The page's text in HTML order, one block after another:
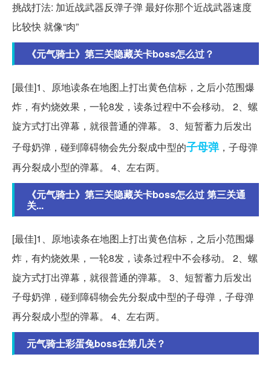
挑战打法: 加近战武器反弹子弹 最好你那个近战武器速度
比较快 就像“肉”
《元气骑士》第三关隐藏关卡boss怎么过？
[最佳]1、原地读条在地图上打出黄色信标，之后小范围爆
炸，有灼烧效果，一轮8发，读条过程中不会移动。 2、螺
旋方式打出弹幕，就很普通的弹幕。 3、短暂蓄力后发出
子母奶弹，碰到障碍物会先分裂成中型的子母弹，子母弹
再分裂成小型的弹幕。 4、左右两。
《元气骑士》第三关隐藏关卡boss怎么过 第三关通
关...
[最佳]1、原地读条在地图上打出黄色信标，之后小范围爆
炸，有灼烧效果，一轮8发，读条过程中不会移动。 2、螺
旋方式打出弹幕，就很普通的弹幕。 3、短暂蓄力后发出
子母奶弹，碰到障碍物会先分裂成中型的子母弹，子母弹
再分裂成小型的弹幕。 4、左右两。
元气骑士彩蛋兔boss在第几关？